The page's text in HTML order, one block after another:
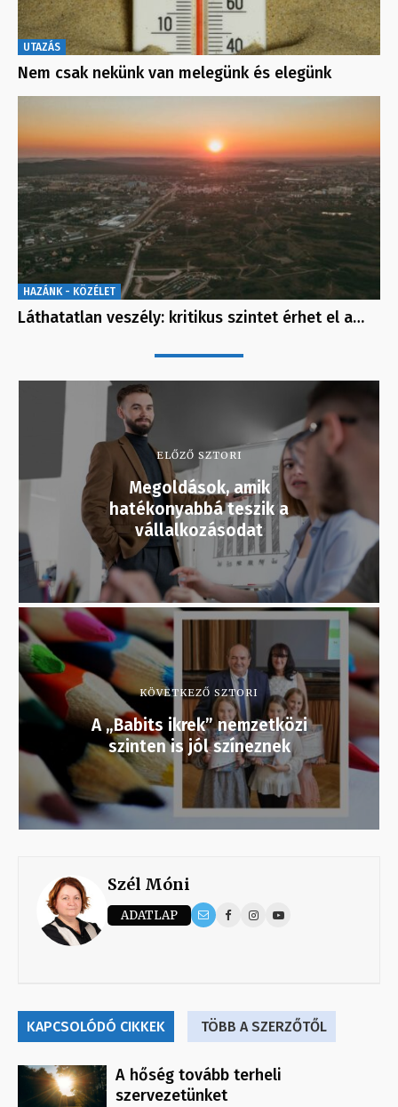
UTAZÁS
Nem csak nekünk van melegünk és elegünk
HAZÁNK - KÖZÉLET
Láthatatlan veszély: kritikus szintet érhet el a…
ELŐZŐ SZTORI
Megoldások, amik
hatékonyabbá teszik a
vállalkozásodat
KÖVETKEZŐ SZTORI
A „Babits ikrek” nemzetközi
szinten is jól színeznek
Szél Móni
ADATLAP
KAPCSOLÓDÓ CIKKEK TÖBB A SZERZŐTŐL
A hőség tovább terheli
szervezetünket